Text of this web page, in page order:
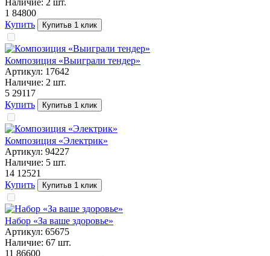
1 84800
Купить
Купитьв 1 клик
Композиция «Выиграли тендер»
Артикул: 17642
Наличие: 2 шт.
5 29117
Купить
Купитьв 1 клик
Композиция «Электрик»
Артикул: 94227
Наличие: 5 шт.
14 12521
Купить
Купитьв 1 клик
Набор «За ваше здоровье»
Артикул: 65675
Наличие: 67 шт.
11 86600